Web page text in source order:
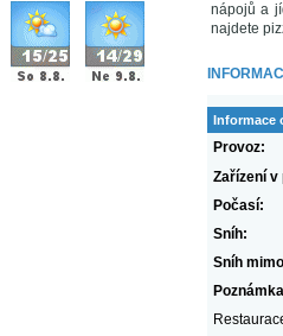
nápojů a
najdete
Informace
Provoz:
Zařízení v
Počasí:
Sníh:
Sníh